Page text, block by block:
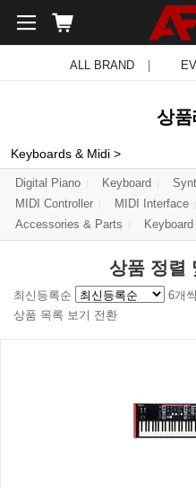
ALL BRAND
상품
Keyboards & Midi >
Digital Piano Keyboard
MIDI Controller
MIDI Interface
Accessories & Parts
상품 정렬
최신등록순
6개
상품 목록 보기 전환